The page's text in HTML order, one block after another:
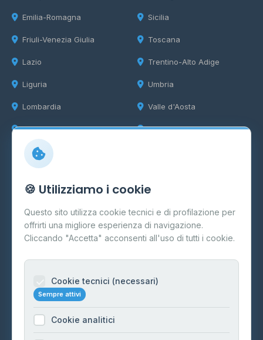
Emilia-Romagna
Friuli-Venezia Giulia
Lazio
Liguria
Lombardia
Marche
Sicilia
Toscana
Trentino-Alto Adige
Umbria
Valle d'Aosta
Veneto
Info
Cos'è il GPL
FAQ
Contatti
Informazioni legali
Cookie Policy
🍪 Utilizziamo i cookie
Questo sito utilizza cookie tecnici e di profilazione per
offrirti una migliore esperienza di navigazione.
Cliccando "Accetta" acconsenti all'uso di tutti i cookie.
Cookie tecnici (necessari)
Sempre attivi
Cookie analitici